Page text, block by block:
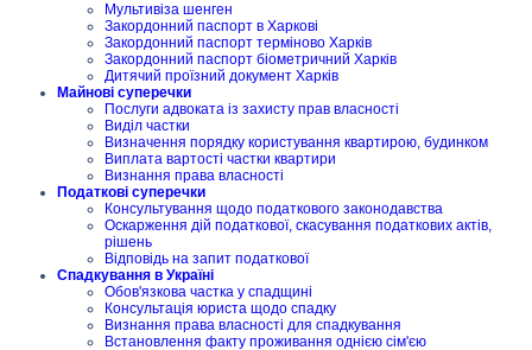
Мультивіза шенген
Закордонний паспорт в Харкові
Закордонний паспорт терміново Харків
Закордонний паспорт біометричний Харків
Дитячий проїзний документ Харків
Майнові суперечки
Послуги адвоката із захисту прав власності
Виділ частки
Визначення порядку користування квартирою, будинком
Виплата вартості частки квартири
Визнання права власності
Податкові суперечки
Консультування щодо податкового законодавства
Оскарження дій податкової, скасування податкових актів,
рішень
Відповідь на запит податкової
Спадкування в Україні
Обов'язкова частка у спадщині
Консультація юриста щодо спадку
Визнання права власності для спадкування
Встановлення факту проживання однією сім'єю